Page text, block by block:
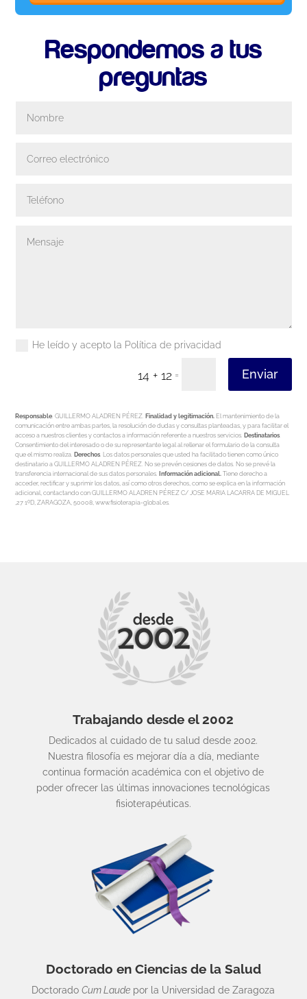
Respondemos a tus
preguntas
He leído y acepto la Política de privacidad
14 + 12 = Enviar
Responsable. GUILLERMO ALADREN PÉREZ. Finalidad y legitimación. El mantenimiento de la
comunicación entre ambas partes, la resolución de dudas y consultas planteadas, y para facilitar el
acceso a nuestros clientes y contactos a información referente a nuestros servicios. Destinatarios
Consentimiento del interesado o de su representante legal al rellenar el formulario de la consulta
que el mismo realiza. Derechos . Los datos personales que usted ha facilitado tienen como único
destinatario a GUILLERMO ALADREN PÉREZ. No se prevén cesiones de datos. No se prevé la
transferencia internacional de sus datos personales.
Información adicional. Tiene derecho a
acceder, rectificar y suprimir los datos, así como otros derechos, como se explica en la información
adicional, contactando con GUILLERMO ALADREN PÉREZ C/ JOSE MARIA LACARRA DE MIGUEL
,27 1ºD, ZARAGOZA, 50008, www.fisioterapia-global.es.
Trabajando desde el 2002
Dedicados al cuidado de tu salud desde 2002.
Nuestra filosofía es mejorar día a día, mediante
continua formación académica con el objetivo de
poder ofrecer las últimas innovaciones tecnológicas
fisioterapéuticas.
Doctorado en Ciencias de la Salud
DoctoradoCum Laude por la Universidad de Zaragoza